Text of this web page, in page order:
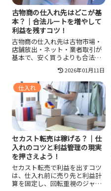
古物商の仕入れ先はどこが基
本？｜合法ルートを増やして
利益を残すコツ！
古物商の仕入れ先は古物市場・
店舗放出・ネット・業者取引が
基本で、安く買うよりも合法運
す。取引相手の確認と帳簿記録
を固め、ジャンルを絞って相場
と検品の型を作り、支払い条件
と信頼で継続ルートを増やして
安定仕入れにつなげます。
2026年01月11日
仕入れ
セカスト転売は稼げる？｜仕
入れのコツと利益管理の現実
を押さえよう！
セカスト転売で利益を出すコツ
は、仕入れ前に売り先と利益計
算を固定し、回転重視のジャン